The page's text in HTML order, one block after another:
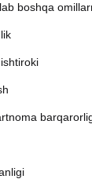
boshqa